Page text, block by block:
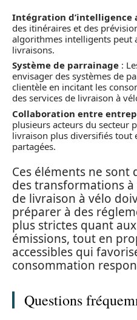
Intégration d’intelligence
des itinéraires et des
algorithmes intelligents peut
livraisons.
Système de parrainage :
envisager des systèmes de
clientèle en incitant les
des services de livraison à
Collaboration entre
plusieurs acteurs du secteur
livraison plus diversifiés tout
partagées.
Ces éléments ne sont
des transformations à
de livraison à vélo
préparer à des
plus strictes quant
émissions, tout en
accessibles qui
consommation
Questions